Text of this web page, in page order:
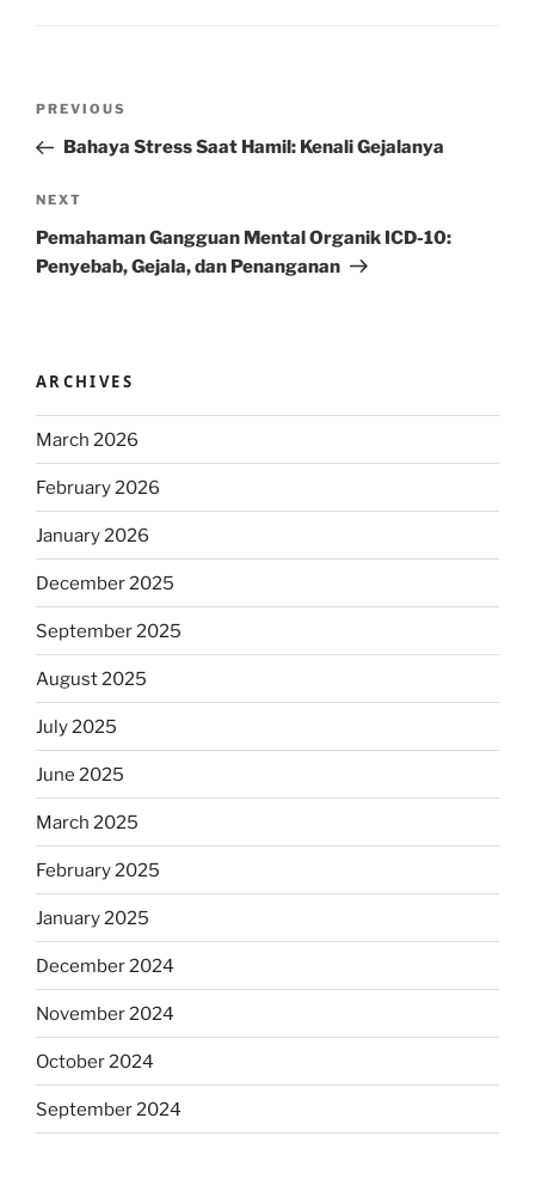
Previous
Post
PREVIOUS
Bahaya Stress Saat Hamil: Kenali Gejalanya
Next
Post
NEXT
Pemahaman Gangguan Mental Organik ICD-10:
Penyebab, Gejala, dan Penanganan
ARCHIVES
March 2026
February 2026
January 2026
December 2025
September 2025
August 2025
July 2025
June 2025
March 2025
February 2025
January 2025
December 2024
November 2024
October 2024
September 2024